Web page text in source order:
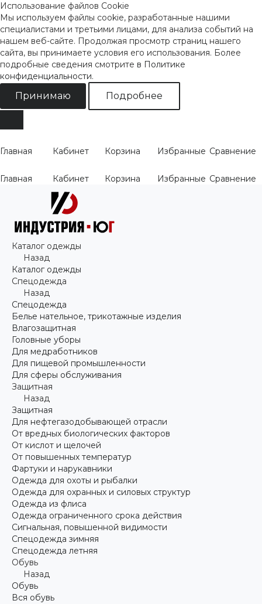
Использование файлов Cookie
Мы используем файлы cookie, разработанные нашими
специалистами и третьими лицами, для анализа событий на
нашем веб-сайте. Продолжая просмотр страниц нашего
сайта, вы принимаете условия его использования. Более
подробные сведения смотрите в Политике
конфиденциальности.
Принимаю Подробнее
Главная Кабинет Корзина Избранные Сравнение
Главная Кабинет Корзина Избранные Сравнение
Каталог одежды
Назад
Каталог одежды
Спецодежда
Назад
Спецодежда
Белье нательное, трикотажные изделия
Влагозащитная
Головные уборы
Для медработников
Для пищевой промышленности
Для сферы обслуживания
Защитная
Назад
Защитная
Для нефтегазодобывающей отрасли
От вредных биологических факторов
От кислот и щелочей
От повышенных температур
Фартуки и нарукавники
Одежда для охоты и рыбалки
Одежда для охранных и силовых структур
Одежда из флиса
Одежда ограниченного срока действия
Сигнальная, повышенной видимости
Спецодежда зимняя
Спецодежда летняя
Обувь
Назад
Обувь
Вся обувь